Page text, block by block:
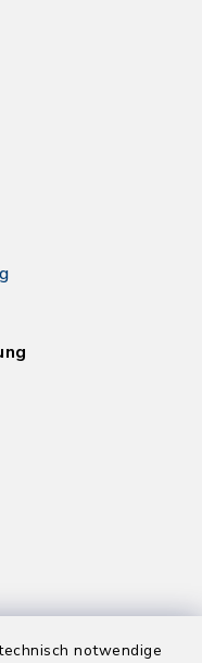
notwendige